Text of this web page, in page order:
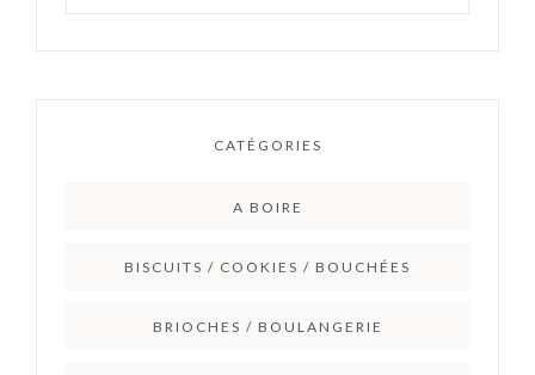
CATÉGORIES
A BOIRE
BISCUITS / COOKIES / BOUCHÉES
BRIOCHES / BOULANGERIE